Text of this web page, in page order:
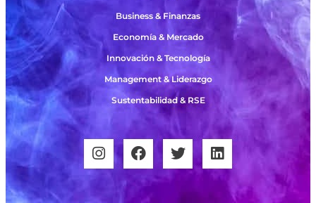
Business & Finanzas
Economía & Mercado
Innovación & Tecnología
Management & Liderazgo
Sustentabilidad & RSE